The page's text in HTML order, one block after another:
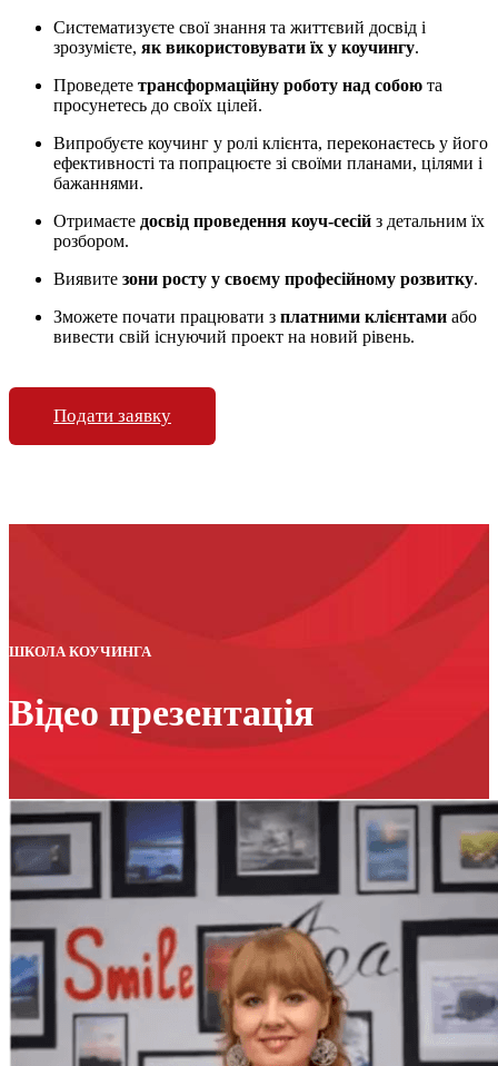
Систематизуєте свої знання та життєвий досвід і
зрозумієте, як використовувати їх у коучингу.
Проведете трансформаційну роботу над собою та
просунетесь до своїх цілей.
Випробуєте коучинг у ролі клієнта, переконаєтесь у його
ефективності та попрацюєте зі своїми планами, цілями і
бажаннями.
Отримаєте досвід проведення коуч-сесій з детальним їх
розбором.
Виявите зони росту у своєму професійному розвитку.
Зможете почати працювати з платними клієнтами або
вивести свій існуючий проект на новий рівень.
Подати заявку
ШКОЛА КОУЧИНГА
Відео презентація